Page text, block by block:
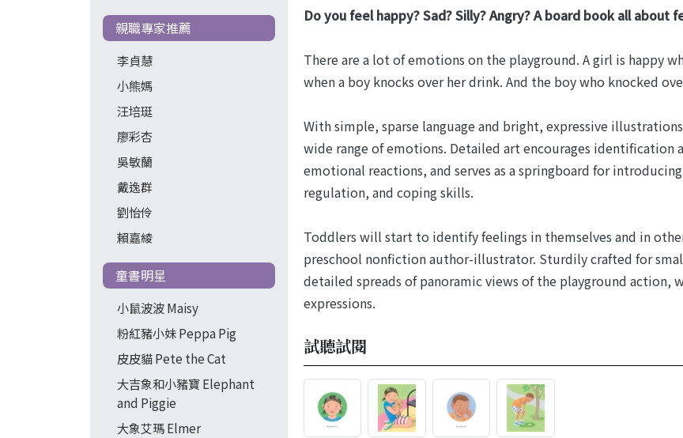
親職專家推薦
李貞慧
小熊媽
汪培珽
廖彩杏
吳敏蘭
戴逸群
劉怡伶
賴嘉綾
童書明星
小鼠波波 Maisy
粉紅豬小妹 Peppa Pig
皮皮貓 Pete the Cat
大吉象和小豬寶 Elephant
and Piggie
大象艾瑪 Elmer
Do you feel happy? Sad? Silly? Angry? A board book all about
There are a lot of emotions on the playground. A girl is happy
when a boy knocks over her drink. And the boy who knocked
With simple, sparse language and bright, expressive
wide range of emotions. Detailed art encourages identification
emotional reactions, and serves as a springboard for
regulation, and coping skills.
Toddlers will start to identify feelings in themselves and in
preschool nonfiction author-illustrator. Sturdily crafted for
detailed spreads of panoramic views of the playground action,
expressions.
試聽試閱